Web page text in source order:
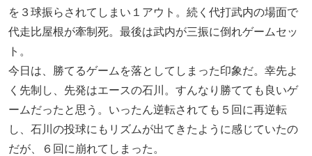
を３球振らされてしまい１アウト。続く代打武内の場面で
代走比屋根が牽制死。最後は武内が三振に倒れゲームセッ
ト。
今日は、勝てるゲームを落としてしまった印象だ。幸先よ
く先制し、先発はエースの石川。すんなり勝てても良いゲ
ームだったと思う。いったん逆転されても５回に再逆転
し、石川の投球にもリズムが出てきたように感じていたの
だが、６回に崩れてしまった。